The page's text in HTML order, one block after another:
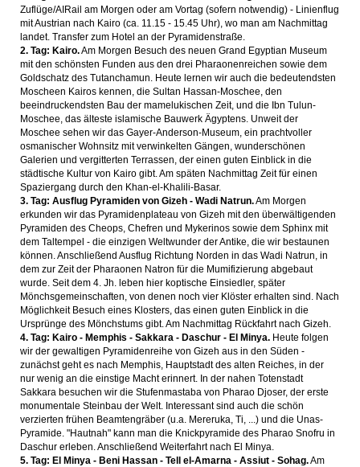
Zuflüge/AIRail am Morgen oder am Vortag (sofern notwendig) - Linienflug
mit Austrian nach Kairo (ca. 11.15 - 15.45 Uhr), wo man am Nachmittag
landet. Transfer zum Hotel an der Pyramidenstraße.
2. Tag: Kairo.Am Morgen Besuch des neuen Grand Egyptian Museum
mit den schönsten Funden aus den drei Pharaonenreichen sowie dem
Goldschatz des Tutanchamun. Heute lernen wir auch die bedeutendsten
Moscheen Kairos kennen, die Sultan Hassan-Moschee, den
beeindruckendsten Bau der mamelukischen Zeit, und die Ibn Tulun-
Moschee, das älteste islamische Bauwerk Ägyptens. Unweit der
Moschee sehen wir das Gayer-Anderson-Museum, ein prachtvoller
osmanischer Wohnsitz mit verwinkelten Gängen, wunderschönen
Galerien und vergitterten Terrassen, der einen guten Einblick in die
städtische Kultur von Kairo gibt. Am späten Nachmittag Zeit für einen
Spaziergang durch den Khan-el-Khalili-Basar.
3. Tag: Ausflug Pyramiden von Gizeh - Wadi Natrun.Am Morgen
erkunden wir das Pyramidenplateau von Gizeh mit den überwältigenden
Pyramiden des Cheops, Chefren und Mykerinos sowie dem Sphinx mit
dem Taltempel - die einzigen Weltwunder der Antike, die wir bestaunen
können. Anschließend Ausflug Richtung Norden in das Wadi Natrun, in
dem zur Zeit der Pharaonen Natron für die Mumifizierung abgebaut
wurde. Seit dem 4. Jh. leben hier koptische Einsiedler, später
Mönchsgemeinschaften, von denen noch vier Klöster erhalten sind. Nach
Möglichkeit Besuch eines Klosters, das einen guten Einblick in die
Ursprünge des Mönchstums gibt. Am Nachmittag Rückfahrt nach Gizeh.
4. Tag: Kairo - Memphis - Sakkara - Daschur - El Minya. Heute folgen
wir der gewaltigen Pyramidenreihe von Gizeh aus in den Süden -
zunächst geht es nach Memphis, Hauptstadt des alten Reiches, in der
nur wenig an die einstige Macht erinnert. In der nahen Totenstadt
Sakkara besuchen wir die Stufenmastaba von Pharao Djoser, der erste
monumentale Steinbau der Welt. Interessant sind auch die schön
verzierten frühen Beamtengräber (u.a. Mereruka, Ti, ...) und die Unas-
Pyramide. "Hautnah" kann man die Knickpyramide des Pharao Snofru in
Daschur erleben. Anschließend Weiterfahrt nach El Minya.
5. Tag: El Minya - Beni Hassan - Tell el-Amarna - Assiut - Sohag.Am